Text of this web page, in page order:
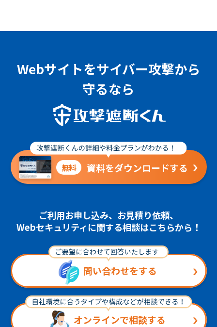
Webサイトをサイバー攻撃から
守るなら
無料 資料をダウンロードする
ご利用お申し込み、お見積り依頼、
Webセキュリティに関する相談はこちらから！
問い合わせをする
オンラインで相談する